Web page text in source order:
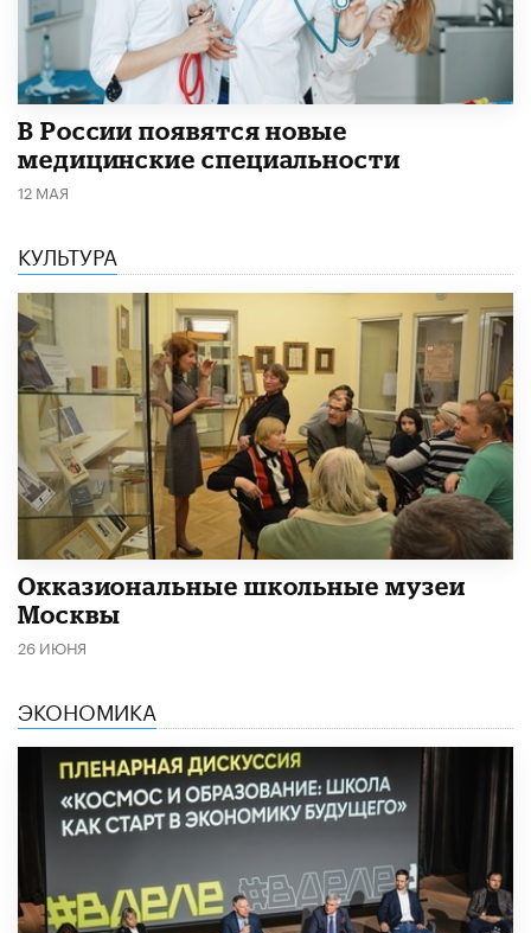
В России появятся новые
медицинские специальности
12 МАЯ
КУЛЬТУРА
​Окказиональные школьные музеи
Москвы
26 ИЮНЯ
ЭКОНОМИКА